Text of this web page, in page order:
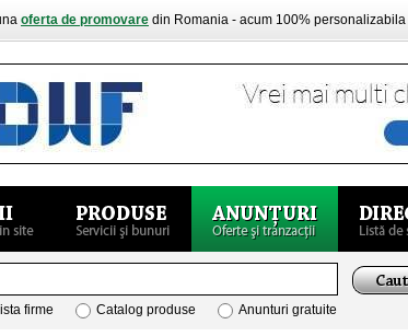
oferta de promovare din Romania - acum 100%
firme Catalog produse Anunturi gratuite